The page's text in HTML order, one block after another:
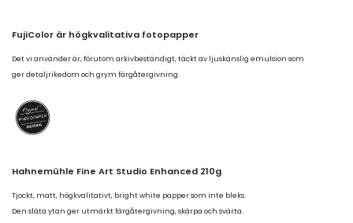
FujiColor är högkvalitativa fotopapper
Det vi använder är, förutom arkivbeständigt, täckt av ljuskänslig emulsion som
ger detaljrikedom och grym färgåtergivning.
Hahnemühle Fine Art Studio Enhanced 210g
Tjockt, matt, högkvalitativt, bright white papper som inte bleks.
Den släta ytan ger utmärkt färgåtergivning, skärpa och svärta.